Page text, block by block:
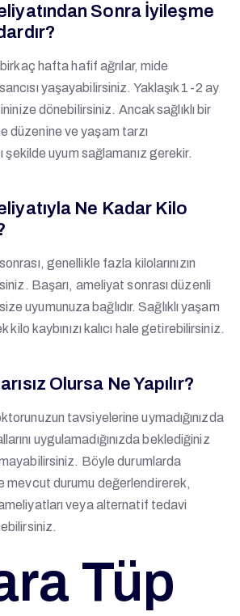
Sonra İyileşme
hafta hafif ağrılar, mide
yaşayabilirsiniz. Yaklaşık 1-2 ay
dönebilirsiniz. Ancak sağlıklı bir
düzenine ve yaşam tarzı
şekilde uyum sağlamanız gerekir.
Ne Kadar Kilo
genellikle fazla kilolarınızın
Başarı, ameliyat sonrası düzenli
uyumunuza bağlıdır. Sağlıklı yaşam
kilo kaybınızı kalıcı hale getirebilirsiniz.
Olursa Ne Yapılır?
tavsiyelerine uymadığınızda
uygulamadığınızda beklediğiniz
Böyle durumlarda
mevcut durumu değerlendirerek,
veya alternatif tedavi
Tüp